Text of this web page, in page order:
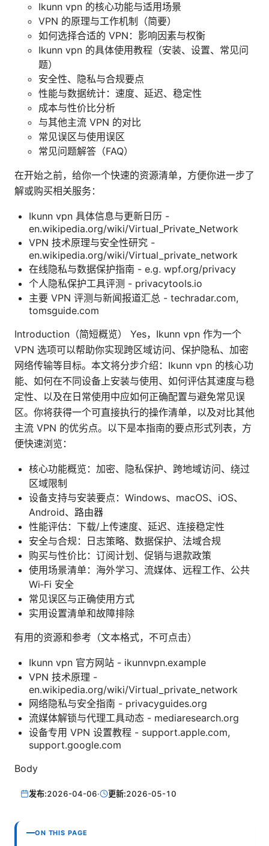
Ikunn vpn 的核心功能与适用场景
VPN 的原理与工作机制（简要）
如何选择合适的 VPN：影响因素与权衡
Ikunn vpn 的具体使用教程（安装、设置、常见问
题）
安全性、隐私与合规要点
性能与数据统计：速度、延迟、稳定性
成本与性价比分析
与其他主流 VPN 的对比
常见误区与使用误区
常见问题解答（FAQ）
在开始之前，给你一个快速的资源清单，方便你进一步了
解或购买相关服务：
Ikunn vpn 具体信息与更新日历 -
en.wikipedia.org/wiki/Virtual_Private_Network
VPN 技术原理与安全性研究 -
en.wikipedia.org/wiki/Virtual_private_network
在线隐私与数据保护指南 - e.g. wpf.org/privacy
个人隐私保护工具评测 - privacytools.io
主要 VPN 评测与新闻报道汇总 - techradar.com,
tomsguide.com
Introduction（简短概览） Yes，Ikunn vpn 作为一个
VPN 选项可以帮助你实现跨区域访问、保护隐私、加密
网络传输等目标。本文将分步介绍：Ikunn vpn 的核心功
能、如何在不同设备上安装与使用、如何评估其速度与稳
定性、以及在日常使用中应如何正确配置与避免常见误
区。你将获得一个可直接执行的操作清单，以及对比其他
主流 VPN 的优劣点。以下是本指南的要点形式列表，方
便快速浏览：
核心功能概览：加密、隐私保护、跨地域访问、绕过
区域限制
设备支持与安装要点：Windows、macOS、iOS、
Android、路由器
性能评估：下载/上传速度、延迟、连接稳定性
安全与合规：日志策略、数据保护、法域合规
购买与性价比：订阅计划、促销与退款政策
使用场景清单：海外学习、流媒体、远程工作、公共
Wi‑Fi 安全
常见误区与正确使用方式
实用设置清单和故障排除
有用的资源和参考（文本格式，不可点击）
Ikunn vpn 官方网站 - ikunnvpn.example
VPN 技术原理 -
en.wikipedia.org/wiki/Virtual_private_network
网络隐私与安全指南 - privacyguides.org
流媒体解锁与代理工具动态 - mediaresearch.org
设备专用 VPN 设置教程 - support.apple.com,
support.google.com
Body
发布:2026-04-06· 更新:2026-05-10
ON THIS PAGE